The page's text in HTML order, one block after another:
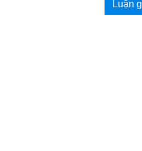
Tương sinh có nghĩa là
Luận